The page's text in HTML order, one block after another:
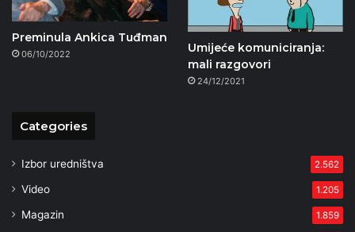
Preminula Ankica Tuđman
06/10/2022
Umijeće komuniciranja:
mali razgovori
24/12/2021
Categories
Izbor uredništva 2.562
Video 1.205
Magazin 1.859